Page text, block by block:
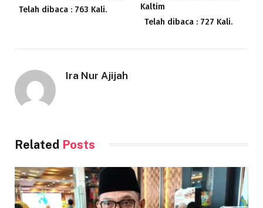
Telah dibaca : 763 Kali.
Kaltim
Telah dibaca : 727 Kali.
Ira Nur Ajijah
Related Posts